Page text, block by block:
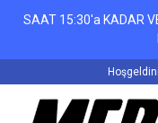
SAAT 15:30'a KADAR